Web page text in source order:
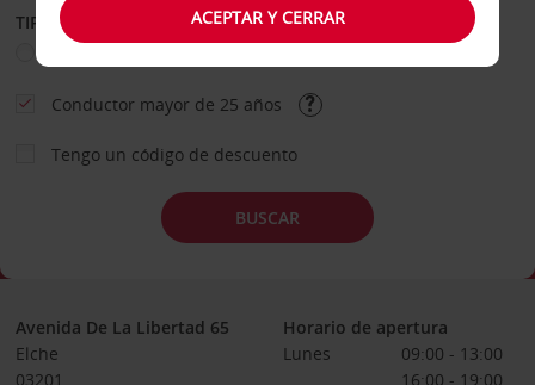
TIPO DE ALQUILER
Conductor mayor de 25 años
Tengo un código de descuento
BUSCAR
Avenida De La Libertad 65
Elche
03201
Horario de apertura
Lunes
09:00 - 13:00
16:00 - 19:00
ACEPTAR Y CERRAR